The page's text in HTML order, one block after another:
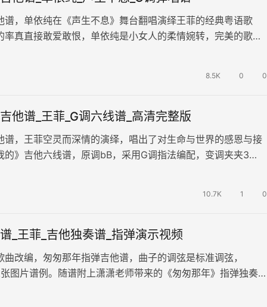
谱，单依纯在《声生不息》舞台翻唱演绎王菲的经典粤语歌
率真直接敢爱敢恨，单依纯是小女人的柔情婉转，完美的歌声
8.5K 0 0
他谱_王菲_G调六线谱_高清完整版
谱，王菲空灵而深情的演绎，唱出了对生命与世界的感恩与接
的》吉他六线谱，原调bB，采用G调指法编配，变调夹夹3
10.7K 1 0
_王菲_吉他独奏谱_指弹演示视频
曲改编，匆匆那年指弹吉他谱，曲子的调弦是标准调弦，
图片谱例。随谱附上潇潇老师带来的《匆匆那年》指弹独奏